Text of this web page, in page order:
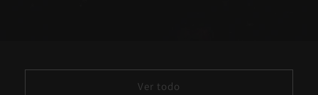
Ver todo